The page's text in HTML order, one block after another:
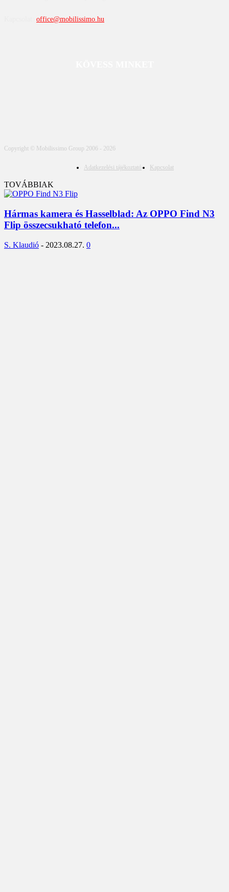
office@mobilissimo.hu
Copyright © Mobilissimo Group 2006 - 2026
Adatkezelési tájékoztató Kapcsolat
TOVÁBBIAK
Hármas kamera és Hasselblad: Az OPPO Find N3
Flip összecsukható telefon...
S. Klaudió - 2023.08.27. 0